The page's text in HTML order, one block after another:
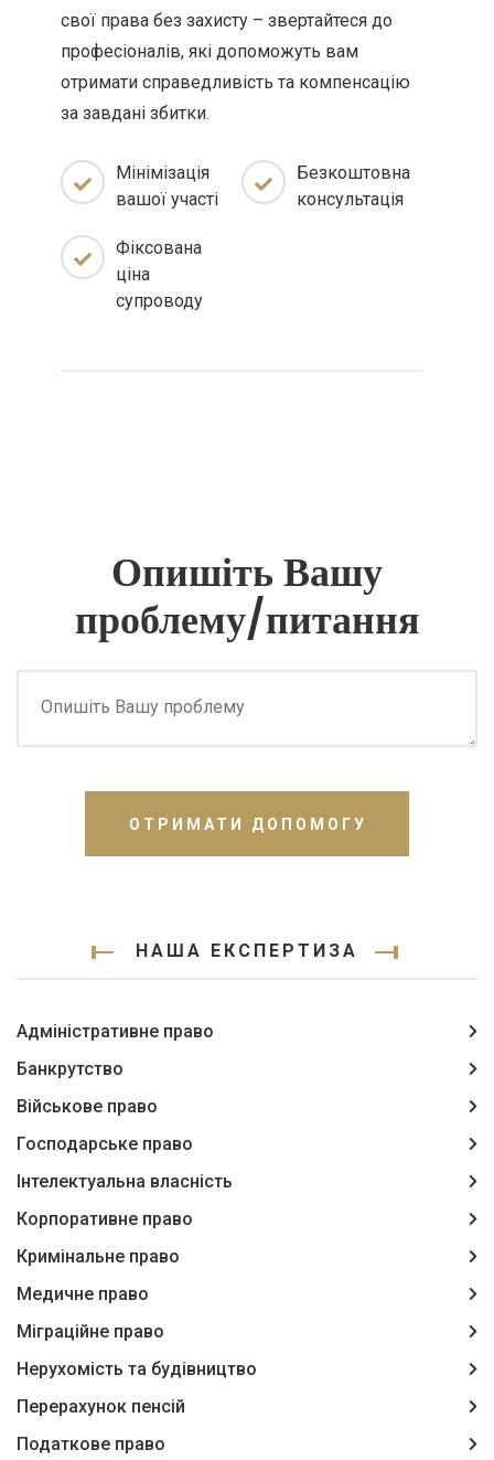
свої права без захисту – звертайтеся до
професіоналів, які допоможуть вам
отримати справедливість та компенсацію
за завдані збитки.
Мінімізація
вашої участі
Безкоштовна
консультація
Фіксована
ціна
супроводу
Опишіть Вашу
проблему/питання
ОТРИМАТИ ДОПОМОГУ
НАША ЕКСПЕРТИЗА
Адміністративне право
Банкрутство
Військове право
Господарське право
Інтелектуальна власність
Корпоративне право
Кримінальне право
Медичне право
Міграційне право
Нерухомість та будівництво
Перерахунок пенсій
Податкове право